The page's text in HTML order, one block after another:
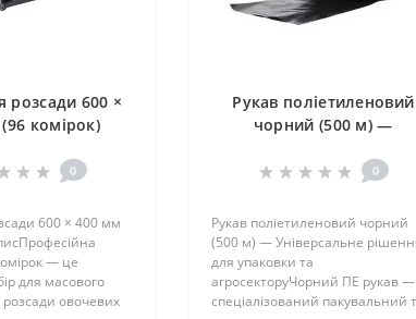
розсади 600 ×
комірок)
0
600 × 400 мм
— це
для масового
овочевих
Рукав поліетиленовий
чорний (500 м) —
упаковки та агросектору
0
Рукав поліетиленовий чорний
(500 м) — Універсальне
для упаковки та
агросекторуЧорний ПЕ рукав
спеціалізований пакувальний